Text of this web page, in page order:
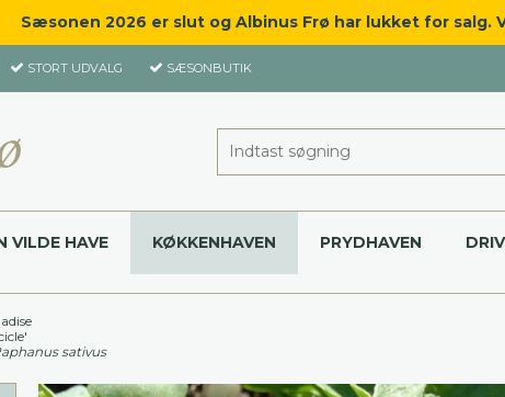
Sæsonen 2026 er slut og Albinus Frø har lukket for salg.
STORT UDVALG SÆSONBUTIK
VILDE HAVE KØKKENHAVEN PRYDHAVEN
sativus